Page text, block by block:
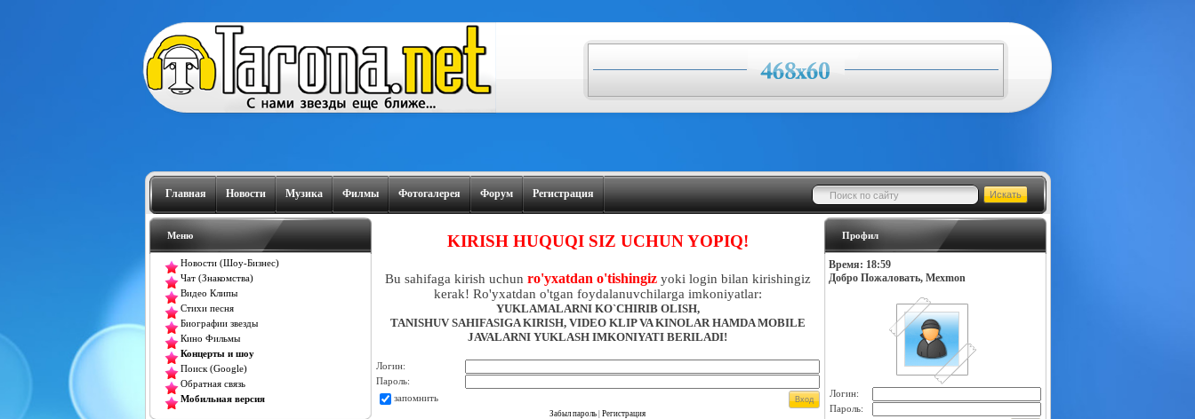
Главная Новости Музика Филмы Фотогалерея Форум Регистрация
Меню
Новости (Шоу-Бизнес)
Чат (Знакомства)
Видео Клипы
Стихи песня
Биографии звезды
Кино Фильмы
Концерты и шоу
Поиск (Google)
Обратная связь
Мобильная версия
KIRISH HUQUQI SIZ UCHUN YOPIQ!
Bu sahifaga kirish uchun ro'yxatdan o'tishingizyoki login bilan kirishingiz
kerak! Ro'yxatdan o'tgan foydalanuvchilarga imkoniyatlar:
YUKLAMALARNI KO`CHIRIB OLISH,
TANISHUV SAHIFASIGA KIRISH, VIDEO KLIP VA KINOLAR HAMDA MOBILE
JAVALARNI YUKLASH IMKONIYATI BERILADI!
Логин:
Пароль:
запомнить
Забыл пароль Регистрация
Профил
Время: 18:59
Добро Пожаловать, Mexmon
Логин:
Пароль: